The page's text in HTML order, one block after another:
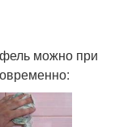
можно при